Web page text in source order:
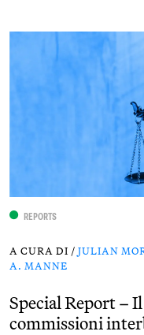
REPORTS
A CURA DI / JULIAN
A. MANNE
Special Report –
commissioni